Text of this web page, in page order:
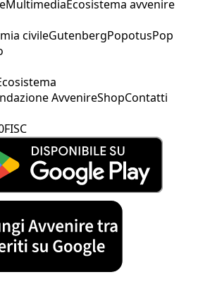
MultimediaEcosistema avvenire
civileGutenbergPopotusPop
AvvenireShopContatti
FISC